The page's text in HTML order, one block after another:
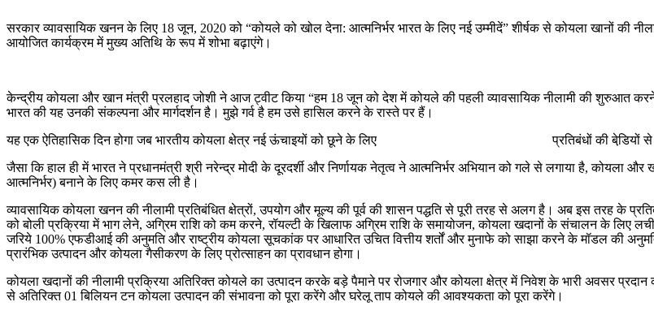
सरकार व्‍यावसायिक खनन के लिए 18 जून, 2020 को “कोयले को खोल देना: आत्‍मनिर्भर भारत के लिए नई उम्‍मीदें” शीर्षक से कोयला खानों की
आयोजित कार्यक्रम में मुख्‍य अतिथि के रूप में शोभा बढ़ाएंगे।
केन्‍द्रीय कोयला और खान मंत्री प्रलहाद जोशी ने आज ट्वीट किया “हम 18 जून को देश में कोयले की पहली व्‍यावसायिक नीलामी की शुरुआत करने
भारत की यह उनकी संकल्‍पना और मार्गदर्शन है। मुझे गर्व है हम उसे हासिल करने के रास्‍ते पर हैं।
यह एक ऐतिहासिक दिन होगा जब भारतीय कोयला क्षेत्र नई ऊंचाइयों को छूने के लिए प्रतिबंधों की बेडि़यों से
जैसा कि हाल ही में भारत ने प्रधानमंत्री श्री नरेन्द्र मोदी के दूरदर्शी और निर्णायक नेतृत्व ने आत्‍मनिर्भर अभियान को गले से लगाया है, कोयला
आत्मनिर्भर) बनाने के लिए कमर कस ली है।
व्‍यावसायिक कोयला खनन की नीलामी प्रतिबंधित क्षेत्रों, उपयोग और मूल्‍य की पूर्व की शासन पद्धति से पूरी तरह से अलग है। अब इस तरह के
को बोली प्रक्रिया में भाग लेने, अग्रिम राशि को कम करने, रॉयल्टी के खिलाफ अग्रिम राशि के समायोजन, कोयला खदानों के संचालन के लिए
जरिये 100% एफडीआई की अनुमति और राष्ट्रीय कोयला सूचकांक पर आधारित उचित वित्तीय शर्तों और मुनाफे को साझा करने के मॉडल की
प्रारंभिक उत्पादन और कोयला गैसीकरण के लिए प्रोत्साहन का प्रावधान होगा।
कोयला खदानों की नीलामी प्रक्रिया अतिरिक्त कोयले का उत्पादन करके बड़े पैमाने पर रोजगार और कोयला क्षेत्र में निवेश के भारी अवसर
से अतिरिक्‍त 01 बिलियन टन कोयला उत्पादन की संभावना को पूरा करेंगे और घरेलू ताप कोयले की आवश्यकता को पूरा करेंगे।